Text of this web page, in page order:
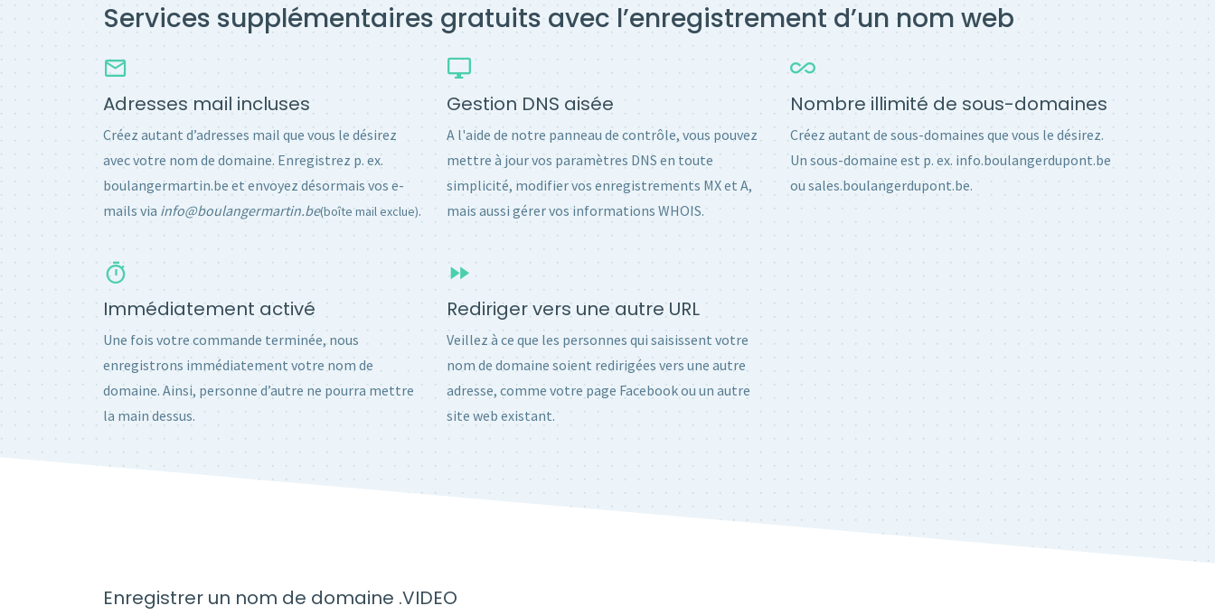
Services supplémentaires gratuits avec l’enregistrement d’un nom web
Adresses mail incluses
Créez autant d’adresses mail que vous le désirez
avec votre nom de domaine. Enregistrez p. ex.
boulangermartin.be et envoyez désormais vos e-
mails via info@boulangermartin.be(boîte mail exclue).
Gestion DNS aisée
A l'aide de notre panneau de contrôle, vous pouvez
mettre à jour vos paramètres DNS en toute
simplicité, modifier vos enregistrements MX et A,
mais aussi gérer vos informations WHOIS.
Nombre illimité de sous-domaines
Créez autant de sous-domaines que vous le désirez.
Un sous-domaine est p. ex. info.boulangerdupont.be
ou sales.boulangerdupont.be.
Immédiatement activé
Une fois votre commande terminée, nous
enregistrons immédiatement votre nom de
domaine. Ainsi, personne d’autre ne pourra mettre
la main dessus.
Rediriger vers une autre URL
Veillez à ce que les personnes qui saisissent votre
nom de domaine soient redirigées vers une autre
adresse, comme votre page Facebook ou un autre
site web existant.
Enregistrer un nom de domaine .VIDEO